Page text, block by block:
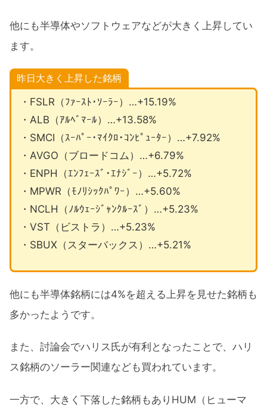
他にも半導体やソフトウェアなどが大きく上昇してい
ます。
昨日大きく上昇した銘柄
・FSLR（ﾌｧｰｽﾄ･ｿｰﾗｰ）…+15.19%
・ALB（ｱﾙﾍﾞﾏｰﾙ）…+13.58%
・SMCI（ｽｰﾊﾟｰ･ﾏｲｸﾛ･ｺﾝﾋﾟｭｰﾀｰ）…+7.92%
・AVGO（ブロードコム）…+6.79%
・ENPH（ｴﾝﾌｪｰｽﾞ･ｴﾅｼﾞｰ）…+5.72%
・MPWR（ﾓﾉﾘｼｯｸﾊﾟﾜｰ）…+5.60%
・NCLH（ﾉﾙｳｪｰｼﾞｬﾝｸﾙｰｽﾞ）…+5.23%
・VST（ビストラ）…+5.23%
・SBUX（スターバックス）…+5.21%
他にも半導体銘柄には4%を超える上昇を見せた銘柄も
多かったようです。
また、討論会でハリス氏が有利となったことで、ハリ
ス銘柄のソーラー関連なども買われています。
一方で、大きく下落した銘柄もありHUM（ヒューマ